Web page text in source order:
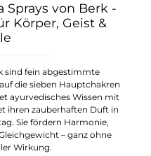
Sprays von Berk -
Körper, Geist &
sind fein abgestimmte
die sieben Hauptchakren
ayurvedisches Wissen mit
ihren zauberhaften Duft in
Sie fördern Harmonie,
– ganz ohne
Wirkung.